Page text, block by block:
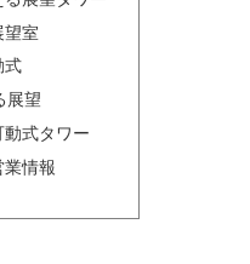
望室
式
展望
式タワー
業情報